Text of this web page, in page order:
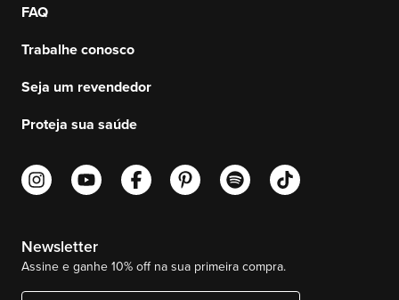
FAQ
Trabalhe conosco
Seja um revendedor
Proteja sua saúde
Newsletter
Assine e ganhe 10% off na sua primeira compra.